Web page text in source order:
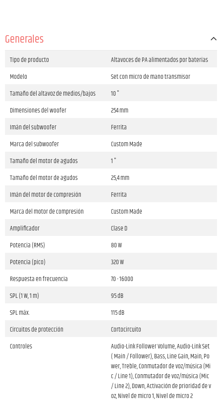
Generales
Tipo de producto
Altavoces de PA alimentados por baterías
Modelo
Set con micro de mano transmisor
Tamaño del altavoz de medios/bajos
10 "
Dimensiones del woofer
254 mm
Imán del subwoofer
Ferrita
Marca del subwoofer
Custom Made
Tamaño del motor de agudos
1 "
Tamaño del motor de agudos
25,4 mm
Imán del motor de compresión
Ferrita
Marca del motor de compresión
Custom Made
Amplificador
Clase D
Potencia (RMS)
80 W
Potencia (pico)
320 W
Respuesta en frecuencia
70 - 16000
SPL (1 W, 1 m)
95 dB
SPL máx.
115 dB
Circuitos de protección
Cortocircuito
Controles
Audio-Link Follower Volume, Audio-Link Set
( Main / Follower), Bass, Line Gain, Main, Po
wer, Treble, Conmutador de voz/música (Mi
c / Line 1), Conmutador de voz/música (Mic
/ Line 2), Down, Activación de prioridad de v
oz, Nivel de micro 1, Nivel de micro 2